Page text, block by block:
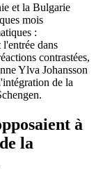
et la Bulgarie
mois
:
dans
contrastées,
Ylva Johansson
de la
à
la